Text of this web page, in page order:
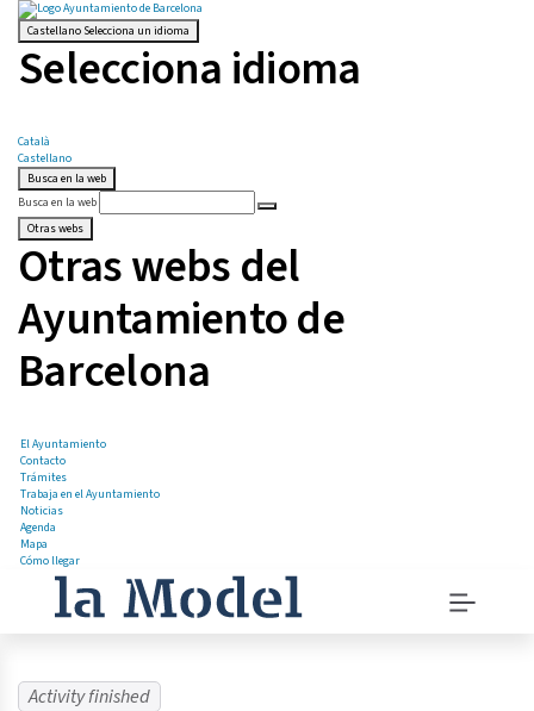
Castellano Selecciona un idioma
Selecciona idioma
Català
Castellano
Busca en la web
Busca en la web
Otras webs
Otras webs del
Ayuntamiento de
Barcelona
El Ayuntamiento
Contacto
Trámites
Trabaja en el Ayuntamiento
Noticias
Agenda
Mapa
Cómo llegar
instructions
Menú
Activity finished